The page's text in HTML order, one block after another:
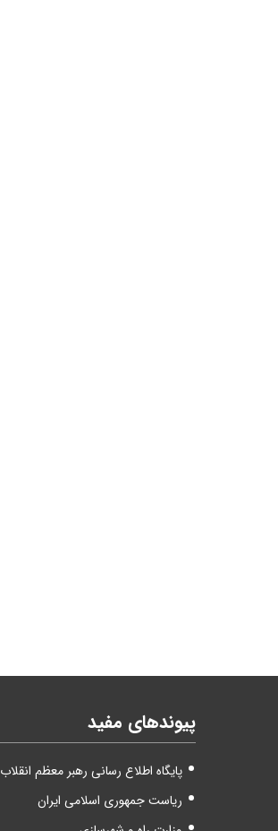
پیوندهای مفید
پایگاه اطلاع رسانی رهبر معظم انقلاب
ریاست جمهوری اسلامی ایران